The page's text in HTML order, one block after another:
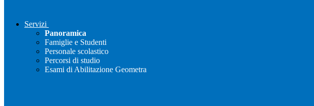
Servizi
Panoramica
Famiglie e Studenti
Personale scolastico
Percorsi di studio
Esami di Abilitazione Geometra